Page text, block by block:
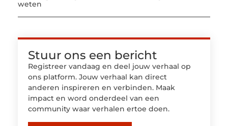
weten
Stuur ons een bericht
Registreer vandaag en deel jouw verhaal op
ons platform. Jouw verhaal kan direct
anderen inspireren en verbinden. Maak
impact en word onderdeel van een
community waar verhalen ertoe doen.